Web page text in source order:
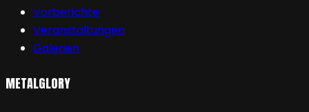
Vorberichte
Veranstaltungen
Galerien
METALGLORY